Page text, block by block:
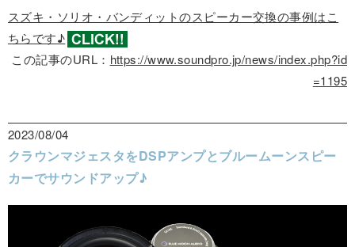
スズキ・ソリオ・バンディットのスピーカー交換の事例はこ
ちらです♪
この記事のURL： https://www.soundpro.jp/news/index.php?id
=1195
2023/08/04
クラウンマジェスタをDSPアンプとブルームーンスピー
カーでサウンドアップ♪